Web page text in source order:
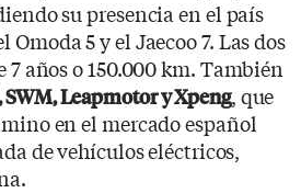
su presencia en el país
5 y el Jaecoo 7. Las dos
años o 150.000 km. También
SWM, Leapmotor y Xpeng, que
en el mercado español
de vehículos eléctricos,